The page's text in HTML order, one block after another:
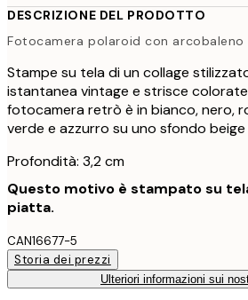
DESCRIZIONE DEL PRODOTTO
Fotocamera polaroid con arcobaleno
Stampe su tela di un collage
istantanea vintage e strisce
fotocamera retrò è in bianco, nero,
verde e azzurro su uno sfondo beige
Profondità: 3,2 cm
Questo motivo è stampato su
piatta.
CAN16677-5
Storia dei prezzi
Ulteriori informazioni sui